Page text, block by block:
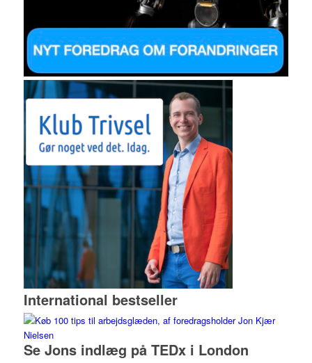
International bestseller
Se Jons indlæg på TEDx i London